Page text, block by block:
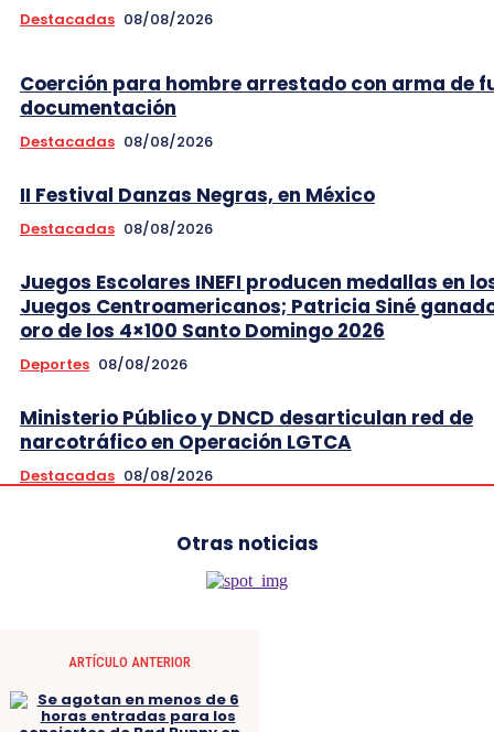
Destacadas 08/08/2026
Coerción para hombre arrestado con arma de
documentación
Destacadas 08/08/2026
II Festival Danzas Negras, en México
Destacadas 08/08/2026
Juegos Escolares INEFI producen medallas en
Juegos Centroamericanos; Patricia Siné
oro de los 4×100 Santo Domingo 2026
Deportes 08/08/2026
Ministerio Público y DNCD desarticulan red de
narcotráfico en Operación LGTCA
Destacadas 08/08/2026
Otras noticias
ARTÍCULO ANTERIOR